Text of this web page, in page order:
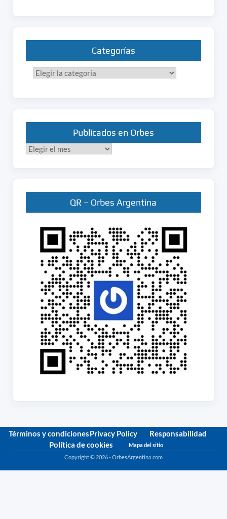
Categorías
Categorías
Publicados en Orbes
Publicados
QR – Orbes Argentina
Términos y condicionesPrivacy Policy
Responsabilidad
Política de cookies
Mapa del sitio
Copyright © 2026 - OrbesArgentina.com